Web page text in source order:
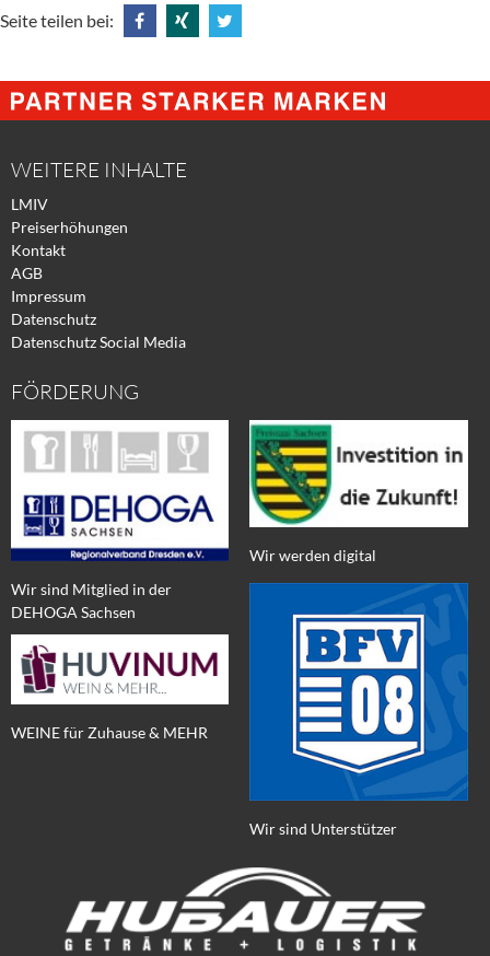
Seite teilen bei:
@
Facebook
@
Xing
@
Twitter
WEITERE INHALTE
LMIV
Preiserhöhungen
Kontakt
AGB
Impressum
Datenschutz
Datenschutz Social Media
FÖRDERUNG
Wir sind Mitglied in der
DEHOGA Sachsen
WEINE für Zuhause & MEHR
Wir werden digital
Wir sind Unterstützer